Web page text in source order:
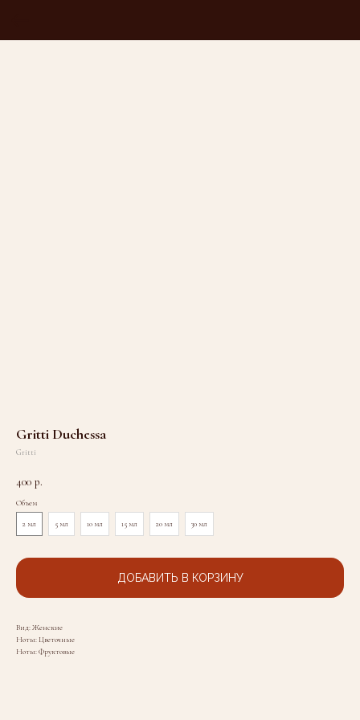
Gritti Duchessa
Gritti
400 р.
Объем
2 мл 5 мл 10 мл 15 мл 20 мл 30 мл
ДОБАВИТЬ В КОРЗИНУ
Вид: Женские
Ноты: Цветочные
Ноты: Фруктовые